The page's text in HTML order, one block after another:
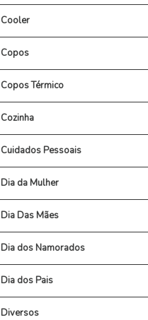
Cooler
Copos
Copos Térmico
Cozinha
Cuidados Pessoais
Dia da Mulher
Dia Das Mães
Dia dos Namorados
Dia dos Pais
Diversos